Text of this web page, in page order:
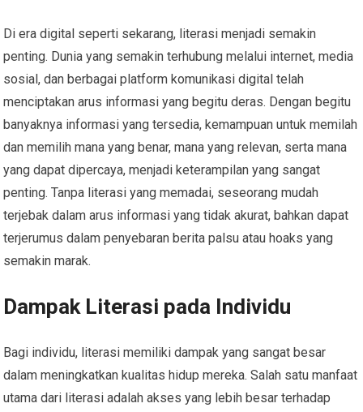
Di era digital seperti sekarang, literasi menjadi semakin
penting. Dunia yang semakin terhubung melalui internet, media
sosial, dan berbagai platform komunikasi digital telah
menciptakan arus informasi yang begitu deras. Dengan begitu
banyaknya informasi yang tersedia, kemampuan untuk memilah
dan memilih mana yang benar, mana yang relevan, serta mana
yang dapat dipercaya, menjadi keterampilan yang sangat
penting. Tanpa literasi yang memadai, seseorang mudah
terjebak dalam arus informasi yang tidak akurat, bahkan dapat
terjerumus dalam penyebaran berita palsu atau hoaks yang
semakin marak.
Dampak Literasi pada Individu
Bagi individu, literasi memiliki dampak yang sangat besar
dalam meningkatkan kualitas hidup mereka. Salah satu manfaat
utama dari literasi adalah akses yang lebih besar terhadap